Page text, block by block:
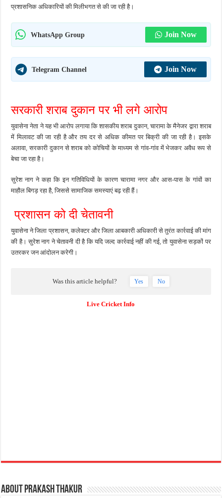
प्रशासनिक अधिकारियों की मिलीभगत से की जा रही है।
WhatsApp Group Join Now
Telegram Channel Join Now
सरकारी शराब दुकान पर भी लगे आरोप
युवासेना नेता ने यह भी आरोप लगाया कि शासकीय शराब दुकान, चारामा के मैनेजर द्वारा शराब
में मिलावट की जा रही है और तय दर से अधिक कीमत पर बिक्री की जा रही है। इसके
अलावा, सरकारी दुकान से शराब को कोचियों के माध्यम से गांव-गांव में भेजकर अवैध रूप से
बेचा जा रहा है।
सुरेश नाग ने कहा कि इन गतिविधियों के कारण चारामा नगर और आस-पास के गांवों का
माहौल बिगड़ रहा है, जिससे सामाजिक समस्याएं बढ़ रही हैं।
प्रशासन को दी चेतावनी
युवासेना ने जिला प्रशासन, कलेक्टर और जिला आबकारी अधिकारी से तुरंत कार्रवाई की मांग
की है। सुरेश नाग ने चेतावनी दी है कि यदि जल्द कार्रवाई नहीं की गई, तो युवासेना सड़कों पर
उतरकर जन आंदोलन करेगी।
Was this article helpful? Yes No
Live Cricket Info
About Prakash Thakur